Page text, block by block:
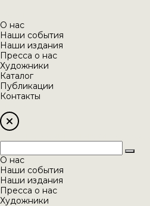
О нас
Наши события
Наши издания
Пресса о нас
Художники
Каталог
Публикации
Контакты
О нас
Наши события
Наши издания
Пресса о нас
Художники